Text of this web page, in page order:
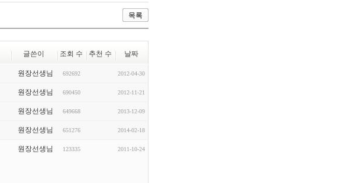
목록
글쓴이 조회 수 추천 수 날짜
원장선생님 692692 2012-04-30
원장선생님 690450 2012-11-21
원장선생님 649668 2013-12-09
원장선생님 651276 2014-02-18
원장선생님 123335 2011-10-24